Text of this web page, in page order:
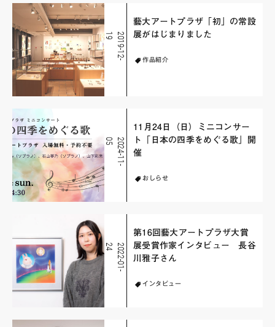
2
0
1
9
-
1
2
-
1
9
藝大アートプラザ「初」の常設
展がはじまりました
作品紹介
2
0
2
4
-
1
1
-
0
5
11月24日（日）ミニコンサー
ト「日本の四季をめぐる歌」開
催
おしらせ
2
0
2
2
-
0
1
-
2
4
第16回藝大アートプラザ大賞
展受賞作家インタビュー 長谷
川雅子さん
インタビュー